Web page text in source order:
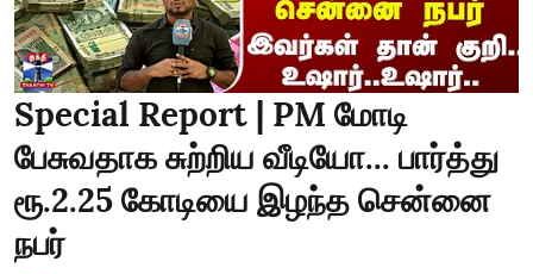
Special Report | PM மோடி
பேசுவதாக சுற்றிய வீடியோ... பார்த்து
ரூ.2.25 கோடியை இழந்த சென்னை
நபர்